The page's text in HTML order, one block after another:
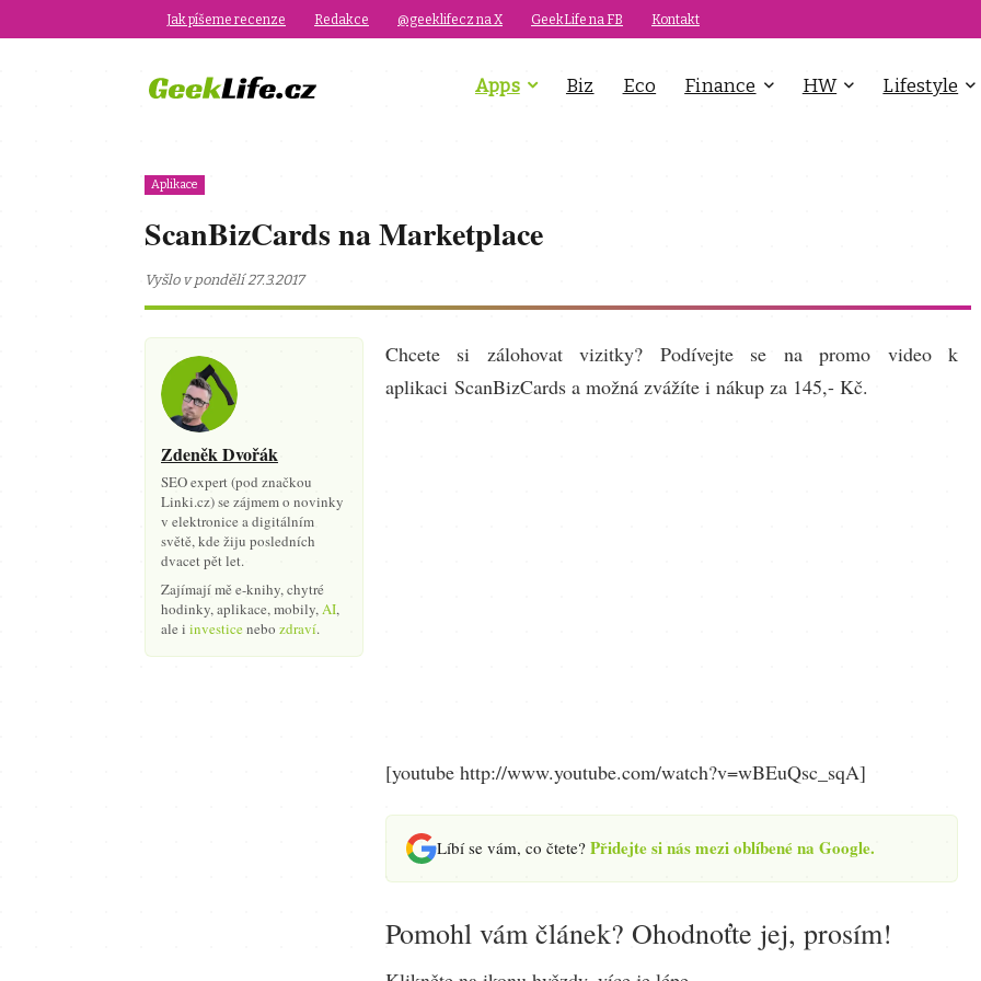
Jak píšeme recenze Redakce @geeklifecz na X GeekLife na FB Kontakt
Apps Biz Eco Finance HW Lifestyle
Aplikace
ScanBizCards na Marketplace
Vyšlo v pondělí 27.3.2017
Zdeněk Dvořák
SEO expert (pod značkou
Linki.cz) se zájmem o novinky
v elektronice a digitálním
světě, kde žiju posledních
dvacet pět let.
Zajímají mě e-knihy, chytré
hodinky, aplikace, mobily,AI,
ale i investicenebo zdraví.
Chcete si zálohovat vizitky? Podívejte se na promo video k
aplikaci ScanBizCards a možná zvážíte i nákup za 145,- Kč.
[youtube http://www.youtube.com/watch?v=wBEuQsc_sqA]
Líbí se vám, co čtete? Přidejte si nás mezi oblíbené na Google.
Pomohl vám článek? Ohodnoťte jej, prosím!